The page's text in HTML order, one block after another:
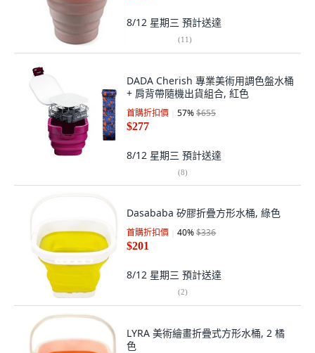
8/12 星期三 預計送達
(11)
DADA Cherish 專業美術用調色盤水桶
+ 肩背帶隨機出貨組合, 紅色
首購折扣價 57%$655
$277
8/12 星期三 預計送達
(8)
Dasababa 矽膠折疊方形水桶, 綠色
首購折扣價 40%$336
$201
8/12 星期三 預計送達
(2)
LYRA 美術繪畫折疊式方形水桶, 2 橘
色